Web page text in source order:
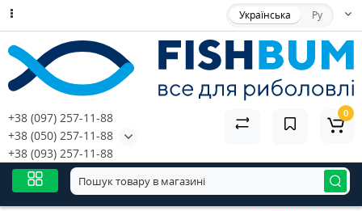
Українська Ру
+38 (097) 257-11-88
+38 (050) 257-11-88
+38 (093) 257-11-88
0